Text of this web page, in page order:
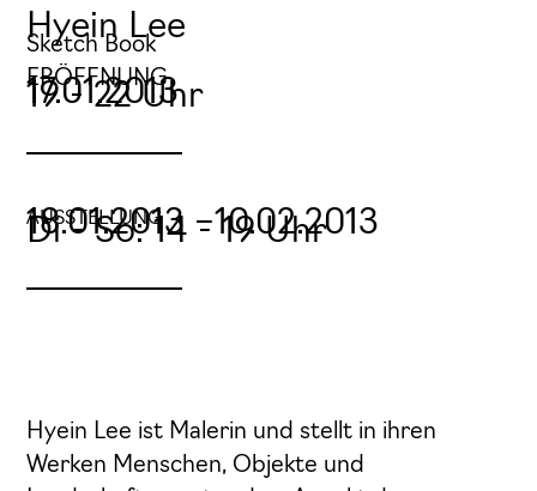
Hyein Lee
Sketch Book
ERÖFFNUNG
17.01.2013
19 - 22 Uhr
AUSSTELLUNG
18.01.2013 –10.02.2013
Di - So: 14 - 19 Uhr
Hyein Lee ist Malerin und stellt in ihren
Werken Menschen, Objekte und